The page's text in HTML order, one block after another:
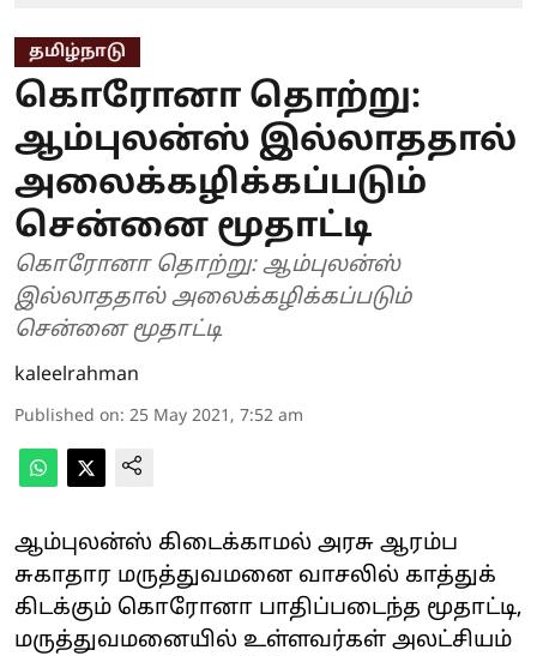
தமிழ்நாடு
கொரோனா தொற்று:
ஆம்புலன்ஸ் இல்லாததால்
அலைக்கழிக்கப்படும்
சென்னை மூதாட்டி
கொரோனா தொற்று: ஆம்புலன்ஸ்
இல்லாததால் அலைக்கழிக்கப்படும்
சென்னை மூதாட்டி
kaleelrahman
Published on: 25 May 2021, 7:52 am
ஆம்புலன்ஸ் கிடைக்காமல் அரசு ஆரம்ப
சுகாதார மருத்துவமனை வாசலில் காத்துக்
கிடக்கும் கொரோனா பாதிப்படைந்த மூதாட்டி,
மருத்துவமனையில் உள்ளவர்கள் அலட்சியம்